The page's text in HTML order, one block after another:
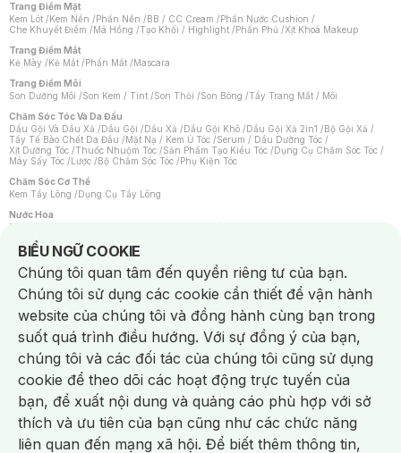
Trang Điểm Mặt
Kem Lót /Kem Nền /Phấn Nền /BB / CC Cream /Phấn Nước Cushion /
Che Khuyết Điểm /Má Hồng /Tạo Khối / Highlight /Phấn Phủ /Xịt Khoá Makeup
Trang Điểm Mắt
Kẻ Mày /Kẻ Mắt /Phấn Mắt /Mascara
Trang Điểm Môi
Son Dưỡng Môi /Son Kem / Tint /Son Thỏi /Son Bóng /Tẩy Trang Mắt / Môi
Chăm Sóc Tóc Và Da Đầu
Dầu Gội Và Dầu Xả /Dầu Gội /Dầu Xả /Dầu Gội Khô /Dầu Gội Xả 2in1 /Bộ Gội Xả /
Tẩy Tế Bào Chết Da Đầu /Mặt Nạ / Kem Ủ Tóc /Serum / Dầu Dưỡng Tóc /
Xịt Dưỡng Tóc /Thuốc Nhuộm Tóc /Sản Phẩm Tạo Kiểu Tóc /Dụng Cụ Chăm Sóc Tóc /
Máy Sấy Tóc /Lược /Bộ Chăm Sóc Tóc /Phụ Kiện Tóc
Chăm Sóc Cơ Thể
Kem Tẩy Lông /Dụng Cụ Tẩy Lông
Nước Hoa
Nước Hoa Nữ
Chăm Sóc Cá Nhân
Chống Muỗi /Khẩu Trang /Máy Massage/Mặt Nạ Xông Hơi /Nước Rửa Tay/
Sản Phẩm Chăm Sóc Khác /Bàn Chải Đánh Răng /Bàn Chải Điện/
Hỗ Trợ Trắng Răng/Kem Đánh Răng /Máy Tăm Nước/ Nước Súc Miệng/
Tăm / Chỉ Nha Khoa/ Xịt Thơm Miệng / Dung Dịch Vệ Sinh/Dưỡng Vùng Kín/
Khăn Ướt Vệ Sinh Vùng Kín/Băng Vệ Sinh/Tampon/Bọt Cạo Râu /Dao Cạo Râu/
Máy Cạo Râu
Vấn Đề Về Da
Da Dầu / Lỗ Chân Lông To/ Da Khô / Mất Nước/ Da Lão Hóa/ Da Mụn/
Da Nhạy Cảm / Kích Ứng
Da Xỉn Màu Thâm / Nám / Tàn Nhang
Quầng Thâm & Bọng Mắt /Sẹo /Viêm Da Cơ Địa
Dụng Cụ / Phụ Kiện Chăm Sóc Da
Bông Tẩy Trang
Khăn Lau Mặt Khô Dụng Cụ / Máy Rửa Mặt Máy Chăm Sóc Da
Dụng Cụ Chăm Sóc Khác
BIỂU NGỮ COOKIE
Notice about cookies usage
Chúng tôi quan tâm đến quyền riêng tư của bạn.
Chúng tôi sử dụng các cookie cần thiết để vận hành
website của chúng tôi và đồng hành cùng bạn trong
suốt quá trình điều hướng. Với sự đồng ý của bạn,
chúng tôi và các đối tác của chúng tôi cũng sử dụng
cookie để theo dõi các hoạt động trực tuyến của
bạn, đề xuất nội dung và quảng cáo phù hợp với sở
thích và ưu tiên của bạn cũng như các chức năng
liên quan đến mạng xã hội. Để biết thêm thông tin,